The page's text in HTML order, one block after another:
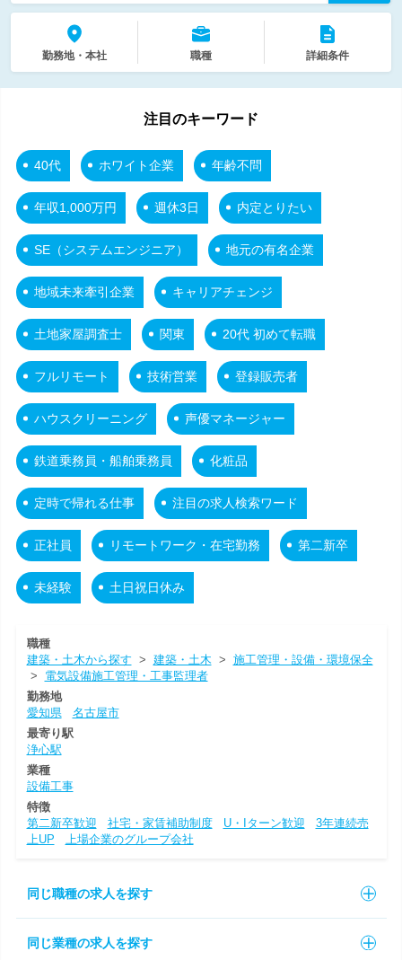
勤務地・本社 職種 詳細条件
注目のキーワード
40代 ホワイト企業 年齢不問
年収1,000万円 週休3日 内定とりたい
SE（システムエンジニア） 地元の有名企業
地域未来牽引企業 キャリアチェンジ
土地家屋調査士 関東 20代 初めて転職
フルリモート 技術営業 登録販売者
ハウスクリーニング 声優マネージャー
鉄道乗務員・船舶乗務員 化粧品
定時で帰れる仕事 注目の求人検索ワード
正社員 リモートワーク・在宅勤務 第二新卒
未経験 土日祝日休み
職種
建築・土木から探す > 建築・土木 > 施工管理・設備・環境保全
> 電気設備施工管理・工事監理者
勤務地
愛知県
名古屋市
最寄り駅
浄心駅
業種
設備工事
特徴
第二新卒歓迎
社宅・家賃補助制度 U・Iターン歓迎
3年連続売
上UP
上場企業のグループ会社
同じ職種の求人を探す
同じ業種の求人を探す